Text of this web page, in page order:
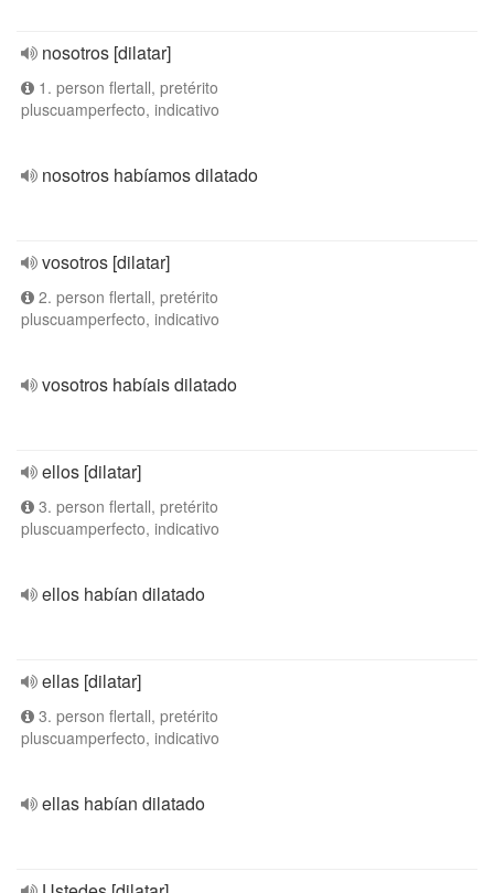
nosotros [dilatar]
1. person flertall, pretérito
pluscuamperfecto, indicativo
nosotros habíamos dilatado
vosotros [dilatar]
2. person flertall, pretérito
pluscuamperfecto, indicativo
vosotros habíais dilatado
ellos [dilatar]
3. person flertall, pretérito
pluscuamperfecto, indicativo
ellos habían dilatado
ellas [dilatar]
3. person flertall, pretérito
pluscuamperfecto, indicativo
ellas habían dilatado